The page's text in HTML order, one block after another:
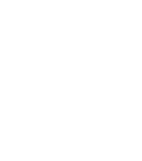
i spisesalen